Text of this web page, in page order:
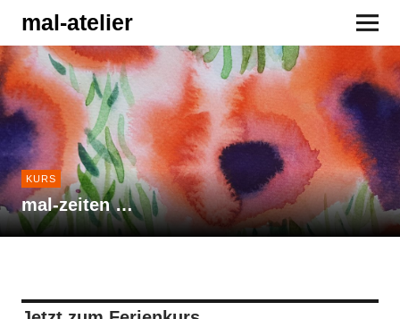
mal-atelier
KURS
mal-zeiten …